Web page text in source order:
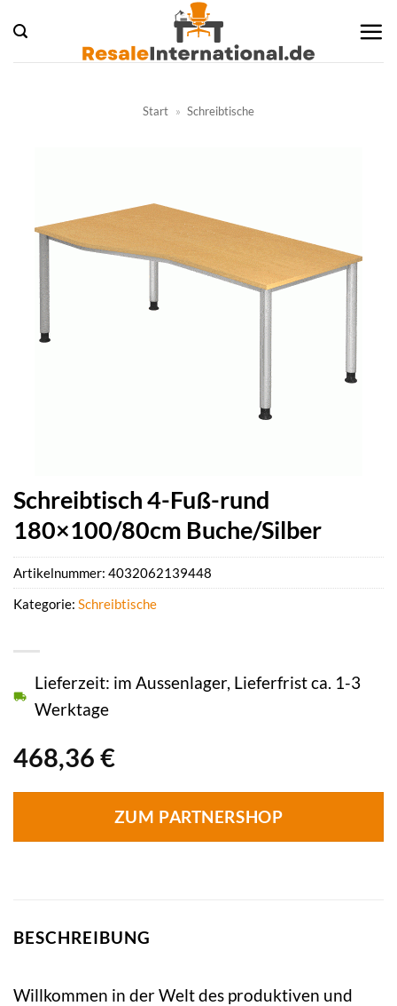
Inhalt
springen
Start » Schreibtische
Schreibtisch 4-Fuß-rund
180×100/80cm Buche/Silber
468,36 €
Lieferzeit: im Aussenlager, Lieferfrist ca. 1-3
Werktage
ZUM PARTNERSHOP
Artikelnummer: 4032062139448
Kategorie: Schreibtische
BESCHREIBUNG
Willkommen in der Welt des produktiven und